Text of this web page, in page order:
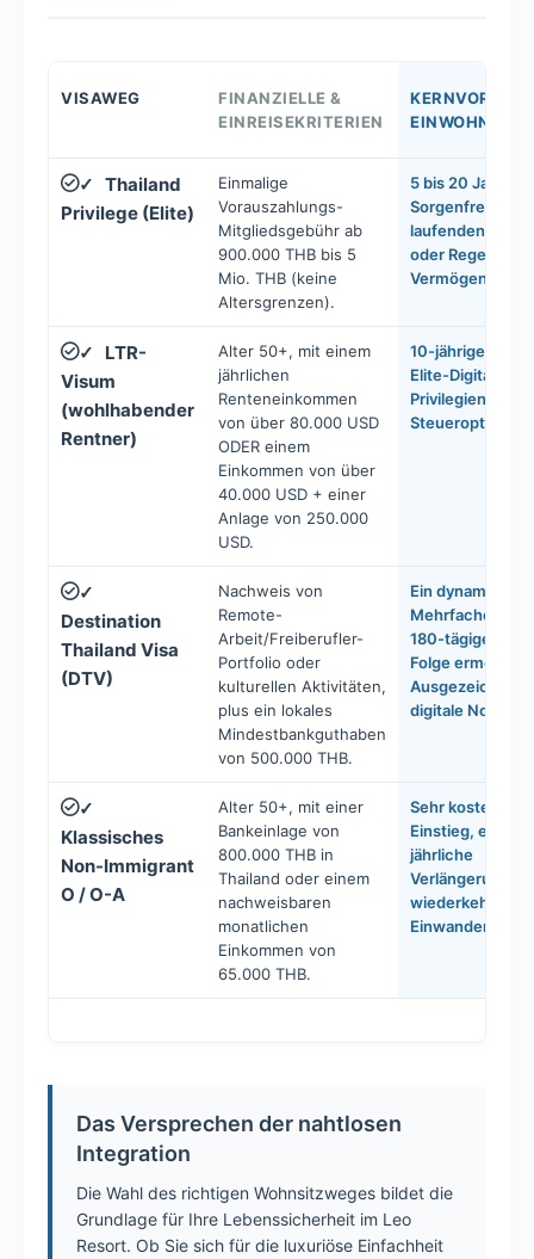
VISAWEG
FINANZIELLE &
EINREISEKRITERIEN
KERNVORTEIL
EINWOHNER
✓
Thailand
Privilege (Elite)
Einmalige
Vorauszahlungs-
Mitgliedsgebühr ab
900.000 THB bis 5
Mio. THB (keine
Altersgrenzen).
5 bis 20 Jahre
Sorgenfreiheit.
laufenden
oder Regeln zur
✓
LTR-
Visum
(wohlhabender
Rentner)
Alter 50+, mit einem
jährlichen
Renteneinkommen
von über 80.000 USD
ODER einem
Einkommen von über
40.000 USD + einer
Anlage von 250.000
USD.
10-jährige
Elite-Digital-
Privilegien und
✓
Destination
Thailand Visa
(DTV)
Nachweis von
Remote-
Arbeit/Freiberufler-
Portfolio oder
kulturellen Aktivitäten,
plus ein lokales
Mindestbankguthaben
von 500.000 THB.
Ein
180-tägige
Folge
Ausgezeichnet
digitale
✓
Klassisches
Non-Immigrant
O / O-A
Alter 50+, mit einer
Bankeinlage von
800.000 THB in
Thailand oder einem
nachweisbaren
monatlichen
Einkommen von
65.000 THB.
Sehr
Einstieg,
jährliche
wiederkehrende
Das Versprechen der nahtlosen
Integration
Die Wahl des richtigen Wohnsitzweges bildet die
Grundlage für Ihre Lebenssicherheit im Leo
Resort. Ob Sie sich für die luxuriöse Einfachheit